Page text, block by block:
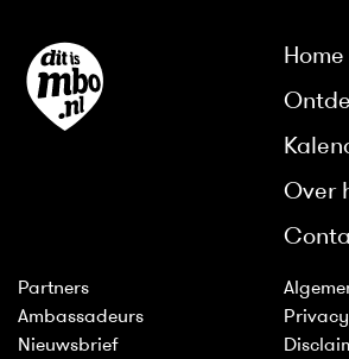
Home
Over
Partners
Ambassadeurs
Nieuwsbrief